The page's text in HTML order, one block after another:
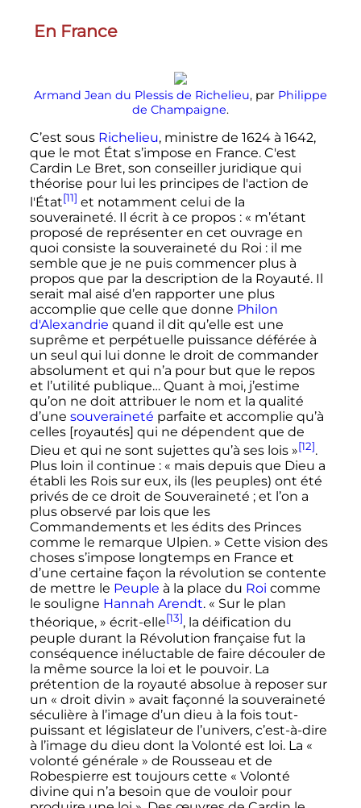
En France
Armand Jean du Plessis de Richelieu, par Philippe
de Champaigne.
C’est sous Richelieu, ministre de 1624 à 1642,
que le mot État s’impose en France. C'est
Cardin Le Bret, son conseiller juridique qui
théorise pour lui les principes de l'action de
l'État[11] et notamment celui de la
souveraineté. Il écrit à ce propos : « m’étant
proposé de représenter en cet ouvrage en
quoi consiste la souveraineté du Roi : il me
semble que je ne puis commencer plus à
propos que par la description de la Royauté. Il
serait mal aisé d’en rapporter une plus
accomplie que celle que donne Philon
d'Alexandrie quand il dit qu’elle est une
suprême et perpétuelle puissance déférée à
un seul qui lui donne le droit de commander
absolument et qui n’a pour but que le repos
et l’utilité publique… Quant à moi, j’estime
qu’on ne doit attribuer le nom et la qualité
d’une souveraineté parfaite et accomplie qu’à
celles [royautés] qui ne dépendent que de
Dieu et qui ne sont sujettes qu’à ses lois »[12].
Plus loin il continue : « mais depuis que Dieu a
établi les Rois sur eux, ils (les peuples) ont été
privés de ce droit de Souveraineté ; et l’on a
plus observé par lois que les
Commandements et les édits des Princes
comme le remarque Ulpien. » Cette vision des
choses s’impose longtemps en France et
d’une certaine façon la révolution se contente
de mettre le Peuple à la place du Roi comme
le souligne Hannah Arendt. « Sur le plan
théorique, » écrit-elle[13], la déification du
peuple durant la Révolution française fut la
conséquence inéluctable de faire découler de
la même source la loi et le pouvoir. La
prétention de la royauté absolue à reposer sur
un « droit divin » avait façonné la souveraineté
séculière à l’image d’un dieu à la fois tout-
puissant et législateur de l’univers, c’est-à-dire
à l’image du dieu dont la Volonté est loi. La «
volonté générale » de Rousseau et de
Robespierre est toujours cette « Volonté
divine qui n’a besoin que de vouloir pour